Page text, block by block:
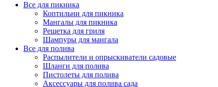
Все для пикника
Коптильни для пикника
Мангалы для пикника
Решетка для гриля
Шампуры для мангала
Все для полива
Распылители и опрыскиватели садовые
Шланги для полива
Пистолеты для полива
Аксессуары для полива сада